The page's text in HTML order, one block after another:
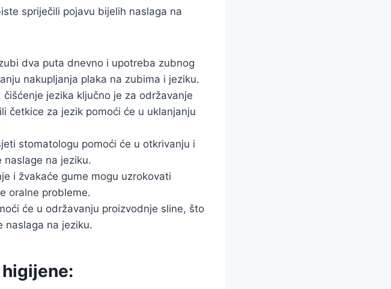
spriječili pojavu bijelih naslaga na
dva puta dnevno i upotreba zubnog
nakupljanja plaka na zubima i jeziku.
jezika ključno je za održavanje
četkice za jezik pomoći će u uklanjanju
stomatologu pomoći će u otkrivanju i
naslage na jeziku.
i žvakaće gume mogu uzrokovati
oralne probleme.
će u održavanju proizvodnje sline, što
naslaga na jeziku.